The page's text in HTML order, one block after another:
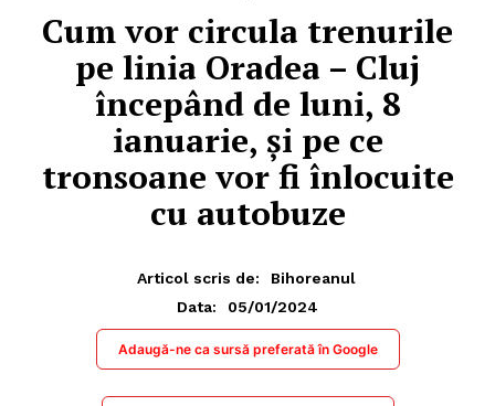
Cum vor circula trenurile
pe linia Oradea – Cluj
începând de luni, 8
ianuarie, și pe ce
tronsoane vor fi înlocuite
cu autobuze
Articol scris de:
Bihoreanul
Data:
05/01/2024
Adaugă-ne ca sursă preferată în Google